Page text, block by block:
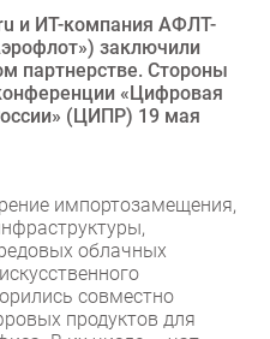
и ИТ-компания АФЛТ-
заключили
партнерстве. Стороны
«Цифровая
(ЦИПР) 19 мая
импортозамещения,
облачных
совместно
продуктов для